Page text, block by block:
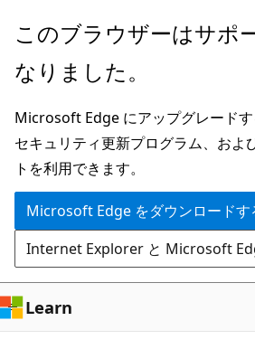
メ
ン
ン
テ
ン
ツ
に
ス
キ
ッ
プ
このブラウザーはサポ
なりました。
Microsoft Edge にアップグレードす
セキュリティ更新プログラム、およ
トを利用できます。
Microsoft Edge をダウンロードす
Internet Explorer と Microsoft
Learn